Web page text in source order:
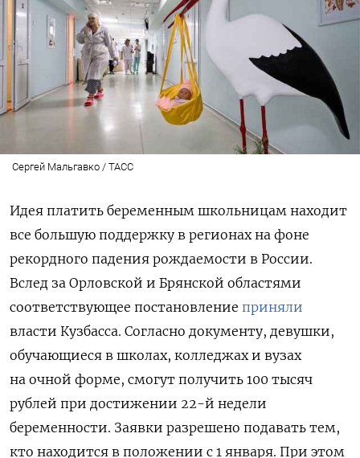
Сергей Мальгавко / ТАСС
Идея платить беременным школьницам находит
все большую поддержку в регионах на фоне
рекордного падения рождаемости в России.
Вслед за Орловской и Брянской областями
соответствующее постановление приняли
власти Кузбасса. Согласно документу, девушки,
обучающиеся в школах, колледжах и вузах
на очной форме, смогут получить 100 тысяч
рублей при достижении 22-й недели
беременности. Заявки разрешено подавать тем,
кто находится в положении с 1 января. При этом